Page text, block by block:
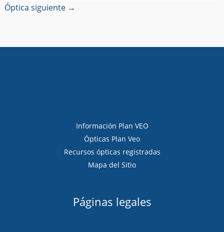
Óptica siguiente →
Información Plan VEO
Ópticas Plan Veo
Recursos ópticas registradas
Mapa del Sitio
Páginas legales